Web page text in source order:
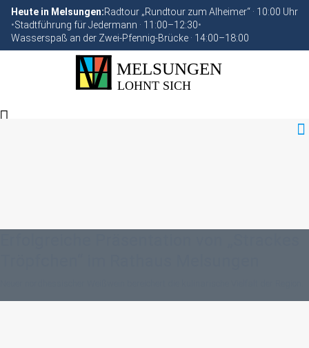
Heute in Melsungen:Radtour „Rundtour zum Alheimer“ · 10:00 Uhr
•Stadtführung für Jedermann · 11:00–12:30•
Wasserspaß an der Zwei-Pfennig-Brücke · 14:00–18:00